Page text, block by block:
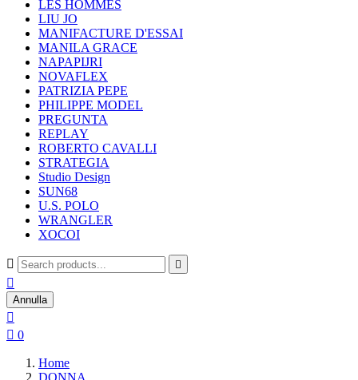
LES HOMMES
LIU JO
MANIFACTURE D'ESSAI
MANILA GRACE
NAPAPIJRI
NOVAFLEX
PATRIZIA PEPE
PHILIPPE MODEL
PREGUNTA
REPLAY
ROBERTO CAVALLI
STRATEGIA
Studio Design
SUN68
U.S. POLO
WRANGLER
XOCOI
 

Annulla

 0
Home
DONNA